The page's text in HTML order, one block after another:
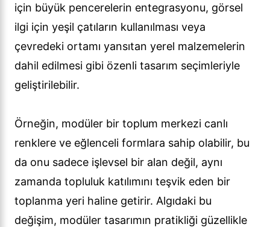
için büyük pencerelerin entegrasyonu, görsel
ilgi için yeşil çatıların kullanılması veya
çevredeki ortamı yansıtan yerel malzemelerin
dahil edilmesi gibi özenli tasarım seçimleriyle
geliştirilebilir.
Örneğin, modüler bir toplum merkezi canlı
renklere ve eğlenceli formlara sahip olabilir, bu
da onu sadece işlevsel bir alan değil, aynı
zamanda topluluk katılımını teşvik eden bir
toplanma yeri haline getirir. Algıdaki bu
değişim, modüler tasarımın pratikliği güzellikle